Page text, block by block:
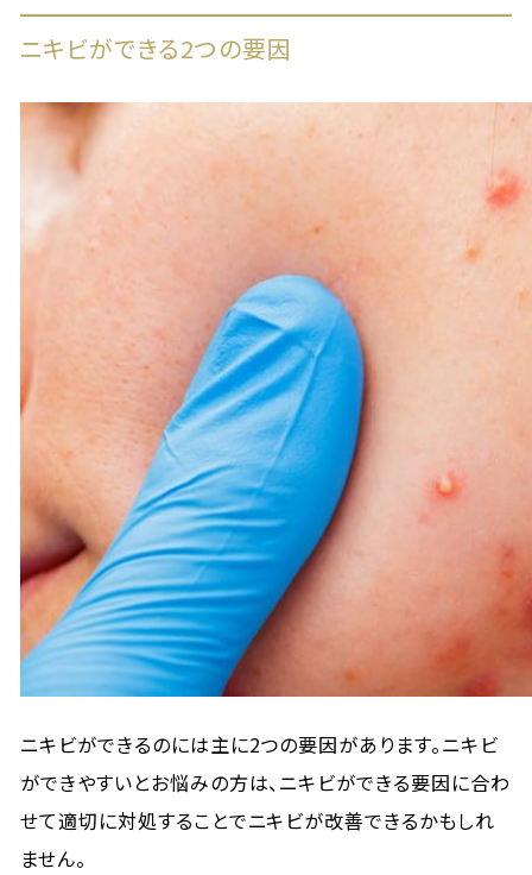
ニキビができる2つの要因
ニキビができるのには主に2つの要因があります。ニキビ
ができやすいとお悩みの方は、ニキビができる要因に合わ
せて適切に対処することでニキビが改善できるかもしれ
ません。